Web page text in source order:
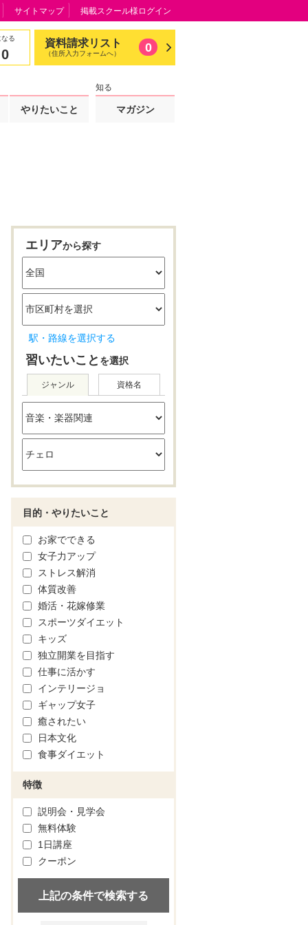
る
0
資料請求リスト
（住所入力フォームへ） 0
やりたいこと
知る
マガジン
サイトマップ 掲載スクール様ログイン
エリアから探す
駅・路線を選択する
習いたいこと を選択
ジャンル 資格名
目的・やりたいこと
お家でできる
女子力アップ
ストレス解消
体質改善
婚活・花嫁修業
スポーツダイエット
キッズ
独立開業を目指す
仕事に活かす
インテリージョ
ギャップ女子
癒されたい
日本文化
食事ダイエット
特徴
説明会・見学会
無料体験
1日講座
クーポン